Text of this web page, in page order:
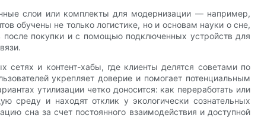
слои или комплекты для модернизации — например,
обучены не только логистике, но и основам науки о сне,
покупки и с помощью подключенных устройств для
и контент-хабы, где клиенты делятся советами по
укрепляет доверие и помогает потенциальным
утилизации четко доносится: как переработать или
среду и находят отклик у экологически сознательных
сна за счет постоянного взаимодействия и доступной